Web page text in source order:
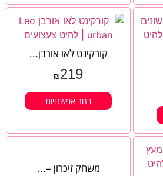
קורקינט לאו אורבן...
₪219
בחר אפשרויות
משחק זיכרון –...